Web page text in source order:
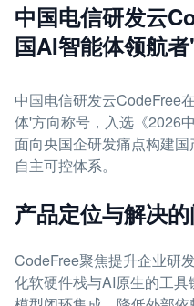
中国电信研发云
国AI智能体领航
中国电信研发云CodeFree
体'方向称号，入选《2026
面向央国企研发痛点构建
自主可控体系。
产品定位与解决
CodeFree聚焦提升企业研
化软硬件栈与AI原生的工